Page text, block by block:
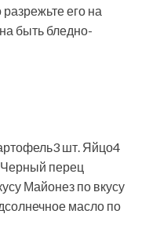
разрежьте его на
быть бледно-
шт. Яйцо4
перец
Майонез по вкусу
масло по